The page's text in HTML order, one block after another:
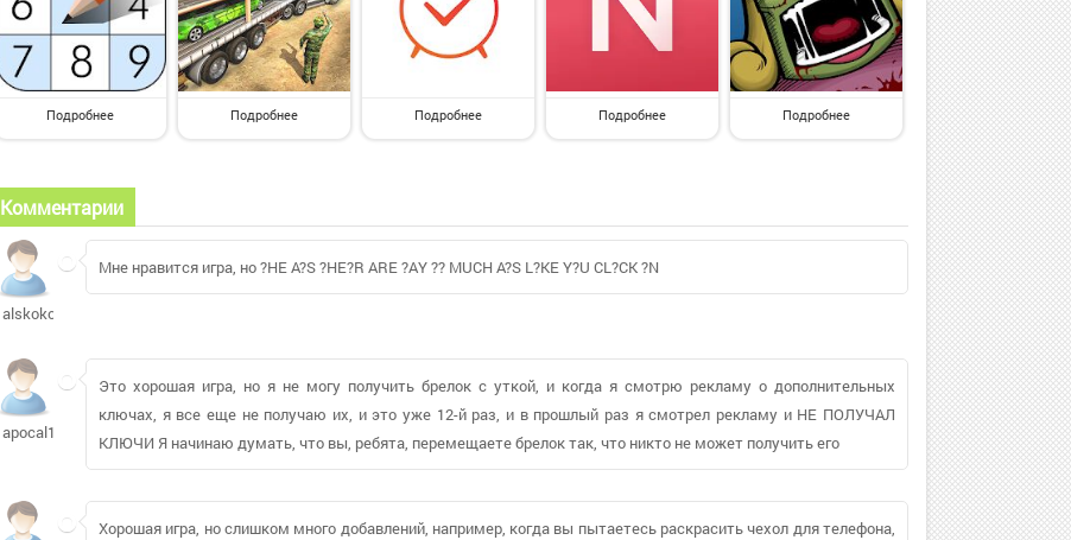
Подробнее Подробнее Подробнее Подробнее Подробнее
Комментарии
alskokov
Мне нравится игра, но ?HE A?S ?HE?R ARE ?AY ?? MUCH A?S L?KE Y?U CL?CK ?N
apocal111
Это хорошая игра, но я не могу получить брелок с уткой, и когда я смотрю рекламу о дополнительных
ключах, я все еще не получаю их, и это уже 12-й раз, и в прошлый раз я смотрел рекламу и НЕ ПОЛУЧАЛ
КЛЮЧИ Я начинаю думать, что вы, ребята, перемещаете брелок так, что никто не может получить его
Хорошая игра, но слишком много добавлений, например, когда вы пытаетесь раскрасить чехол для телефона,